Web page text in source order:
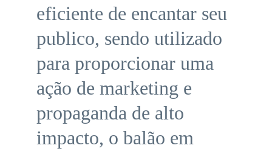
eficiente de encantar seu
publico, sendo utilizado
para proporcionar uma
ação de marketing e
propaganda de alto
impacto, o balão em